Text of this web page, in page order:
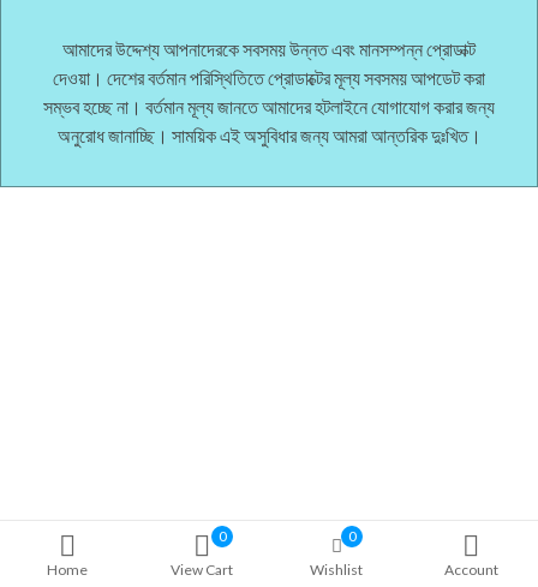
Home
0
View Cart
0
Wishlist
Account
৳ 72,000.00.
৳ 70,000.00.
আমাদের উদ্দেশ্য আপনাদেরকে সবসময় উন্নত এবং মানসম্পন্ন প্রোডাক্ট
দেওয়া। দেশের বর্তমান পরিস্থিতিতে প্রোডাক্টের মূল্য সবসময় আপডেট করা
সম্ভব হচ্ছে না। বর্তমান মূল্য জানতে আমাদের হটলাইনে যোগাযোগ করার জন্য
অনুরোধ জানাচ্ছি। সাময়িক এই অসুবিধার জন্য আমরা আন্তরিক দুঃখিত।